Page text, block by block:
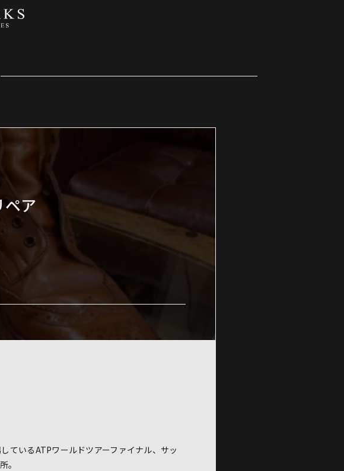
ペア
ているATPワールドツアーファイナル、サッ
。